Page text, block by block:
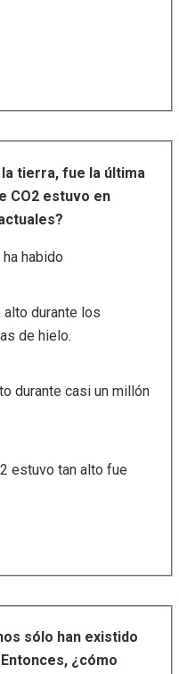
tierra, fue la última
CO2 estuvo en
habido
alto durante los
de hielo.
durante casi un millón
estuvo tan alto fue
sólo han existido
¿cómo